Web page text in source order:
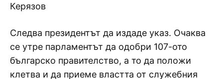
Керязов
Следва президентът да издаде указ. Очаква
се утре парламентът да одобри 107-ото
българско правителство, а то да положи
клетва и да приеме властта от служебния